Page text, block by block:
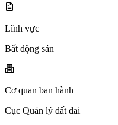
Lĩnh vực
Bất động sản
Cơ quan ban hành
Cục Quản lý đất đai